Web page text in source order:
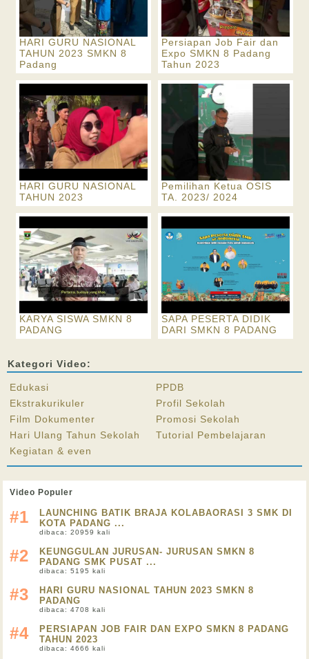
HARI GURU NASIONAL
TAHUN 2023 SMKN 8
Padang
Persiapan Job Fair dan
Expo SMKN 8 Padang
Tahun 2023
HARI GURU NASIONAL
TAHUN 2023
Pemilihan Ketua OSIS
TA. 2023/ 2024
KARYA SISWA SMKN 8
PADANG
SAPA PESERTA DIDIK
DARI SMKN 8 PADANG
Kategori Video:
Edukasi
Ekstrakurikuler
Film Dokumenter
Hari Ulang Tahun Sekolah
Kegiatan & even
PPDB
Profil Sekolah
Promosi Sekolah
Tutorial Pembelajaran
Video Populer
#1
LAUNCHING BATIK BRAJA KOLABAORASI 3 SMK DI
KOTA PADANG ...
dibaca: 20959 kali
#2
KEUNGGULAN JURUSAN- JURUSAN SMKN 8
PADANG SMK PUSAT ...
dibaca: 5195 kali
#3
HARI GURU NASIONAL TAHUN 2023 SMKN 8
PADANG
dibaca: 4708 kali
#4
PERSIAPAN JOB FAIR DAN EXPO SMKN 8 PADANG
TAHUN 2023
dibaca: 4666 kali